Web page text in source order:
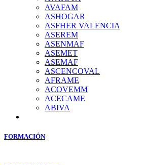
AVAFAM
ASHOGAR
ASFHER VALENCIA
ASEREM
ASENMAF
ASEMET
ASEMAF
ASCENCOVAL
AFRAME
ACOVEMM
ACECAME
ABIVA
FORMACIÓN